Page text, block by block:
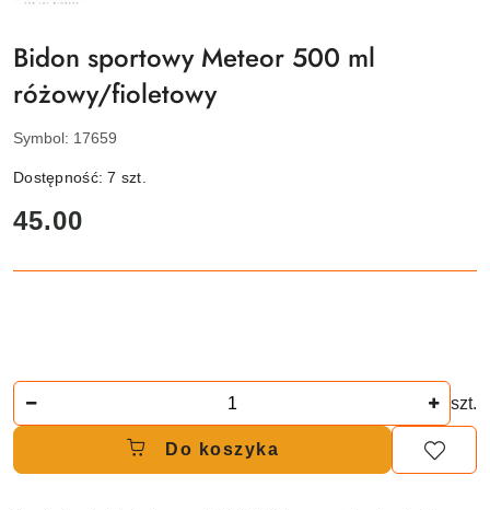
Bidon sportowy Meteor 500 ml
różowy/fioletowy
Symbol: 17659
Dostępność:7 szt.
cena:
45.00
szt.
Do koszyka